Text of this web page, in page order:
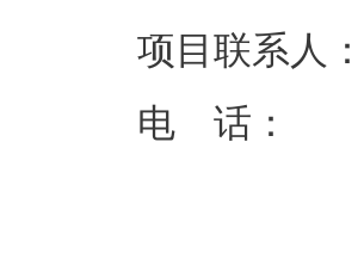
项目联系人
电 话：